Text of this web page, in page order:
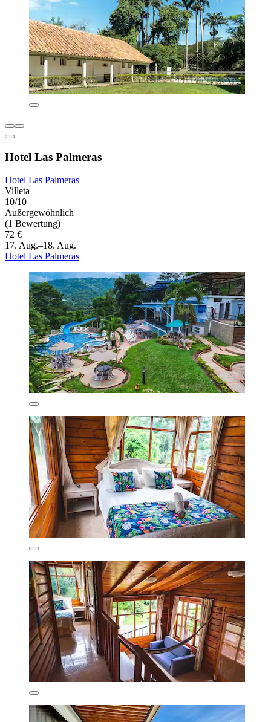
Hotel Las Palmeras
Hotel Las Palmeras
Villeta
10/10
Außergewöhnlich
(1 Bewertung)
72 €
17. Aug.–18. Aug.
Hotel Las Palmeras